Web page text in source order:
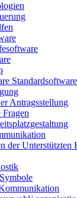
Standardsoftware
Antragsstellung
der Unterstützten